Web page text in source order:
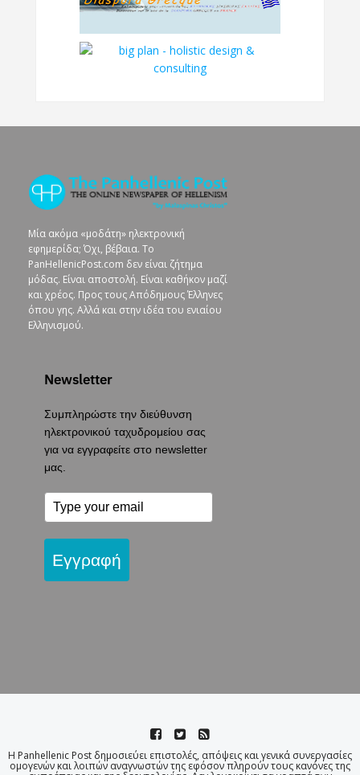
Μία ακόμα «μοδάτη» ηλεκτρονική
εφημερίδα; Όχι, βέβαια. To
PanHellenicPost.com δεν είναι ζήτημα
μόδας. Είναι αποστολή. Είναι καθήκον μαζί
και χρέος. Προς τους Απόδημους Έλληνες
όπου γης. Αλλά και στην ιδέα του ενιαίου
Ελληνισμού.
Newsletter
Συμπληρώστε την διεύθυνση
ηλεκτρονικού ταχυδρομείου σας
για να εγγραφείτε στο newsletter
μας.
Εγγραφή
Η Panhellenic Post δημοσιεύει επιστολές, απόψεις και γενικά συνεργασίες
ομογενών και λοιπών αναγνωστών της εφόσον πληρούν τους κανόνες της